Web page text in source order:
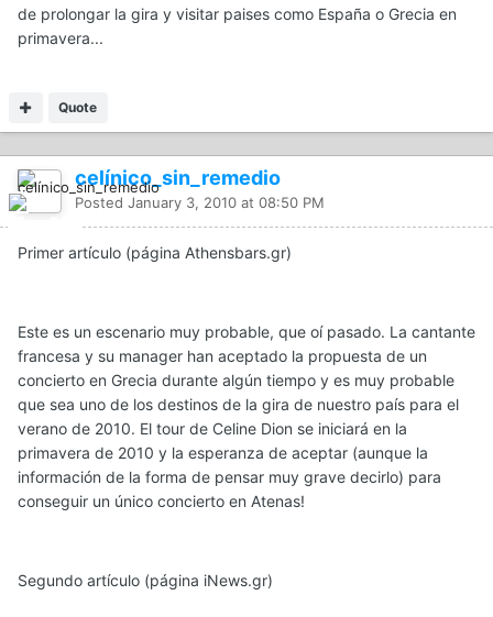
de prolongar la gira y visitar paises como España o Grecia en
primavera...
Quote
celínico_sin_remedio
Posted January 3, 2010 at 08:50 PM
Primer artículo (página Athensbars.gr)
Este es un escenario muy probable, que oí pasado. La cantante
francesa y su manager han aceptado la propuesta de un
concierto en Grecia durante algún tiempo y es muy probable
que sea uno de los destinos de la gira de nuestro país para el
verano de 2010. El tour de Celine Dion se iniciará en la
primavera de 2010 y la esperanza de aceptar (aunque la
información de la forma de pensar muy grave decirlo) para
conseguir un único concierto en Atenas!
Segundo artículo (página iNews.gr)